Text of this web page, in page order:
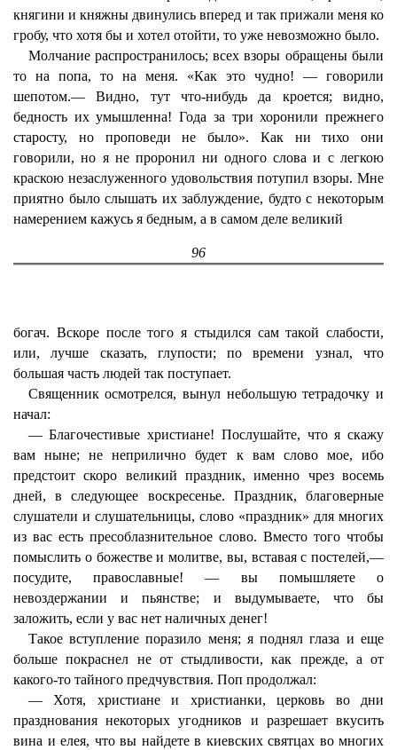
княгини и княжны двинулись вперед и так прижали меня ко
гробу, что хотя бы и хотел отойти, то уже невозможно было.
Молчание распространилось; всех взоры обращены были
то на попа, то на меня. «Как это чудно! — говорили
шепотом.— Видно, тут что-нибудь да кроется; видно,
бедность их умышленна! Года за три хоронили прежнего
старосту, но проповеди не было». Как ни тихо они
говорили, но я не проронил ни одного слова и с легкою
краскою незаслуженного удовольствия потупил взоры. Мне
приятно было слышать их заблуждение, будто с некоторым
намерением кажусь я бедным, а в самом деле великий
96
богач. Вскоре после того я стыдился сам такой слабости,
или, лучше сказать, глупости; по времени узнал, что
большая часть людей так поступает.
Священник осмотрелся, вынул небольшую тетрадочку и
начал:
— Благочестивые христиане! Послушайте, что я скажу
вам ныне; не неприлично будет к вам слово мое, ибо
предстоит скоро великий праздник, именно чрез восемь
дней, в следующее воскресенье. Праздник, благоверные
слушатели и слушательницы, слово «праздник» для многих
из вас есть пресоблазнительное слово. Вместо того чтобы
помыслить о божестве и молитве, вы, вставая с постелей,—
посудите, православные! — вы помышляете о
невоздержании и пьянстве; и выдумываете, что бы
заложить, если у вас нет наличных денег!
Такое вступление поразило меня; я поднял глаза и еще
больше покраснел не от стыдливости, как прежде, а от
какого-то тайного предчувствия. Поп продолжал:
— Хотя, христиане и христианки, церковь во дни
празднования некоторых угодников и разрешает вкусить
вина и елея, что вы найдете в киевских святцах во многих